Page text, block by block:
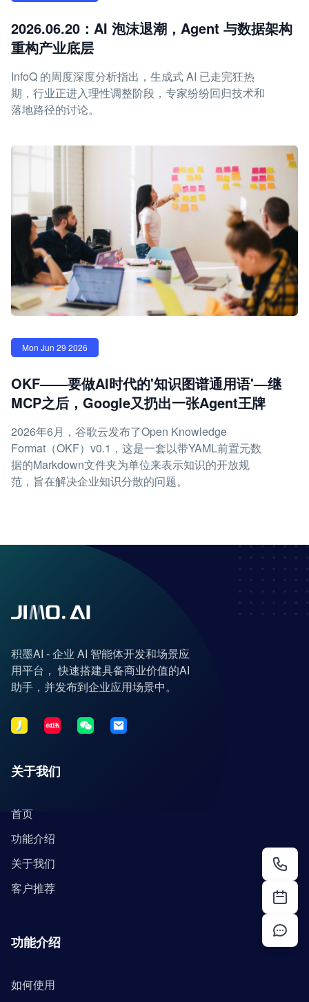
2026.06.20：AI 泡沫退潮，Agent 与数据架构
重构产业底层
InfoQ 的周度深度分析指出，生成式 AI 已走完狂热
期，行业正进入理性调整阶段，专家纷纷回归技术和
落地路径的讨论。
Mon Jun 29 2026
OKF——要做AI时代的'知识图谱通用语'—继
MCP之后，Google又扔出一张Agent王牌
2026年6月，谷歌云发布了Open Knowledge
Format（OKF）v0.1，这是一套以带YAML前置元数
据的Markdown文件夹为单位来表示知识的开放规
范，旨在解决企业知识分散的问题。
积墨AI - 企业 AI 智能体开发和场景应
用平台， 快速搭建具备商业价值的AI
助手，并发布到企业应用场景中。
关于我们
首页
功能介绍
关于我们
客户推荐
功能介绍
如何使用